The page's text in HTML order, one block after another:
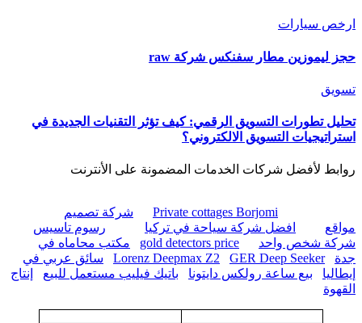
ارخص سيارات
حجز ليموزين مطار سفنكس شركة raw
تسويق
تحليل تطورات التسويق الرقمي: كيف تؤثر التقنيات الجديدة في
استراتيجيات التسويق الالكتروني؟
روابط لأفضل شركات الخدمات المضمونة على الأنترنت
Private cottages Borjomi
شركة تصميم
مواقع
افضل شركة سياحة في تركيا
رسوم تاسيس
شركة شخص واحد
gold detectors price
مكتب محاماه في
جدة
Lorenz Deepmax Z2 GER Deep Seeker
سائق عربي في
إيطاليا
بيع ساعة رولكس دايتونا باتيك فيليب مستعمل للبيع
إنتاج
القهوة